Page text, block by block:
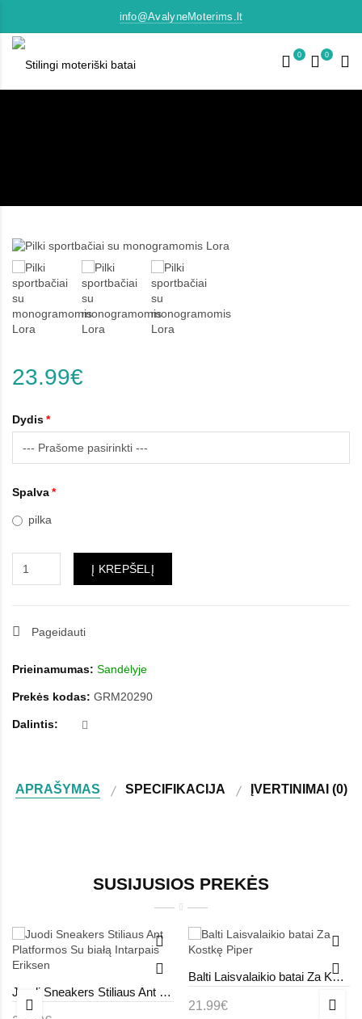
info@AvalyneMoterims.lt
0 0
23.99€
Dydis
Spalva
pilka
Į KREPŠELĮ
Pageidauti
Prieinamumas: Sandėlyje
Prekės kodas: GRM20290
Dalintis:
APRAŠYMAS SPECIFIKACIJA ĮVERTINIMAI (0)
SUSIJUSIOS PREKĖS
Juodi Sneakers Stiliaus Ant Platformos Su białą Intarpais Eriksen
Balti Laisvalaikio batai Za Kostkę Piper
21.99€